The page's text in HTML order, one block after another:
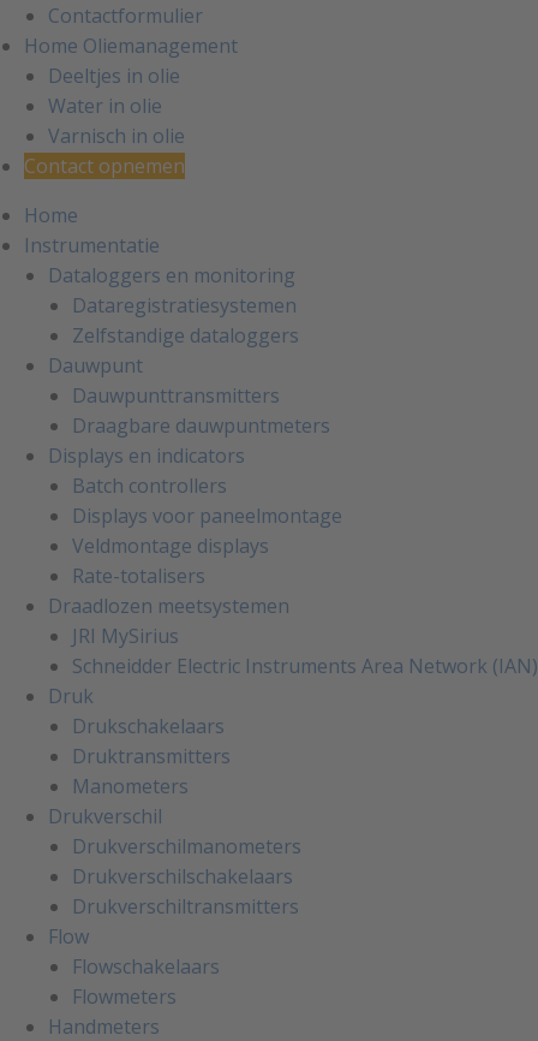
Contactformulier
Home Oliemanagement
Deeltjes in olie
Water in olie
Varnisch in olie
Contact opnemen
Home
Instrumentatie
Dataloggers en monitoring
Dataregistratiesystemen
Zelfstandige dataloggers
Dauwpunt
Dauwpunttransmitters
Draagbare dauwpuntmeters
Displays en indicators
Batch controllers
Displays voor paneelmontage
Veldmontage displays
Rate-totalisers
Draadlozen meetsystemen
JRI MySirius
Schneidder Electric Instruments Area Network (IAN)
Druk
Drukschakelaars
Druktransmitters
Manometers
Drukverschil
Drukverschilmanometers
Drukverschilschakelaars
Drukverschiltransmitters
Flow
Flowschakelaars
Flowmeters
Handmeters